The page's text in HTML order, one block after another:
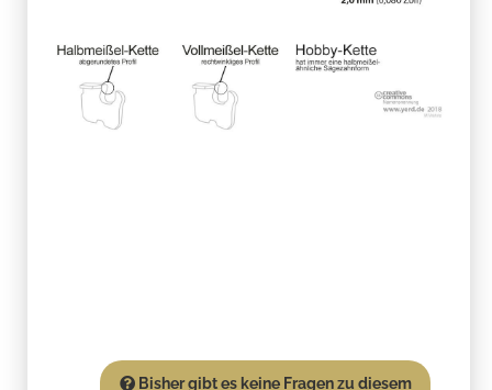
Bisher gibt es keine Fragen zu diesem